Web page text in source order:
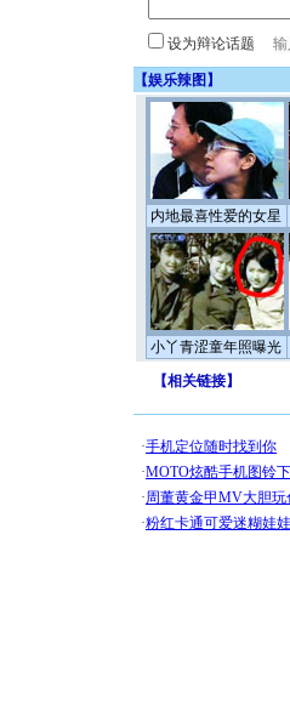
设为辩论话题
【娱乐辣图 】
内地最喜性爱的女星
小丫青涩童年照曝光
【相关链接】